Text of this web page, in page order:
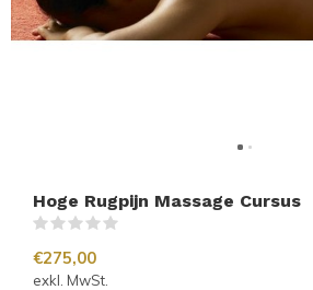
Hoge Rugpijn Massage Cursus
€275,00
exkl. MwSt.